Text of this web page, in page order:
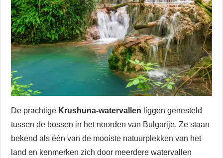
De prachtige Krushuna-watervallen liggen genesteld
tussen de bossen in het noorden van Bulgarije. Ze staan
bekend als één van de mooiste natuurplekken van het
land en kenmerken zich door meerdere watervallen